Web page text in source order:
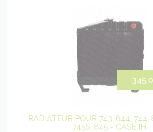
RADIATEUR POUR 743, 644, 744,
745S, 845 - CASE IH